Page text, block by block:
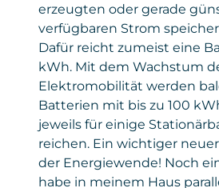
erzeugten oder gerade
verfügbaren Strom
Dafür reicht zumeist eine
kWh. Mit dem Wachstum
Elektromobilität werden
Batterien mit bis zu 100
jeweils für einige
reichen. Ein wichtiger
der Energiewende! Noch
habe in meinem Haus